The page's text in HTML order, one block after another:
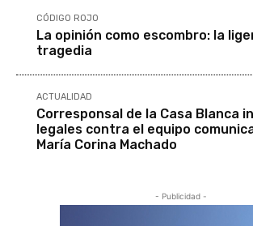
CÓDIGO ROJO
La opinión como escombro: la
tragedia
ACTUALIDAD
Corresponsal de la Casa Blanca
legales contra el equipo
María Corina Machado
- Publicidad -